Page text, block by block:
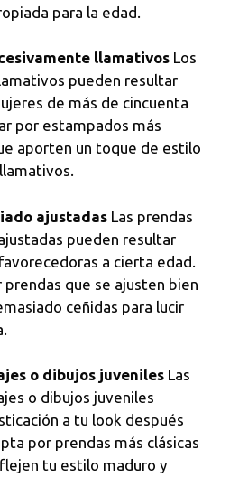
para la edad.
llamativos Los
pueden resultar
de más de cincuenta
por estampados más
aporten un toque de estilo
ajustadas Las prendas
pueden resultar
a cierta edad.
que se ajusten bien
ceñidas para lucir
o dibujos juveniles Las
o dibujos juveniles
a tu look después
por prendas más clásicas
tu estilo maduro y